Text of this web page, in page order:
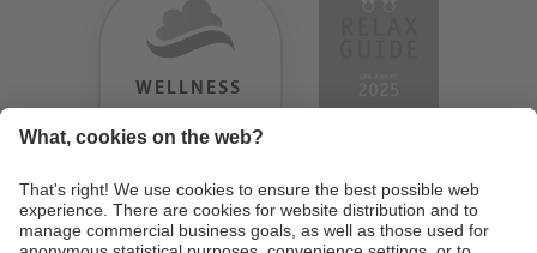
WELLNESS
9.18 / 10